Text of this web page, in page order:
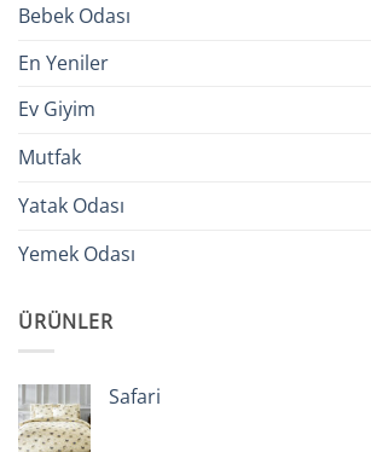
Bebek Odası
En Yeniler
Ev Giyim
Mutfak
Yatak Odası
Yemek Odası
ÜRÜNLER
Safari